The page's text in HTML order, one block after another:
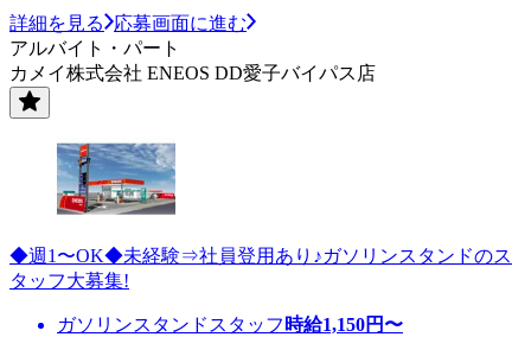
詳細を見る
応募画面に進む
アルバイト・パート
カメイ株式会社 ENEOS DD愛子バイパス店
◆週1〜OK◆未経験⇒社員登用あり♪ガソリンスタンドのス
タッフ大募集!
ガソリンスタンドスタッフ 時給1,150円〜